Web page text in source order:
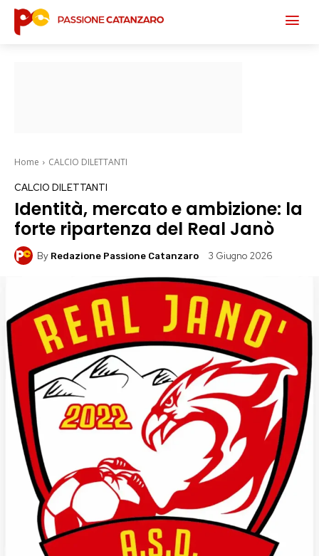
Home CALCIO DILETTANTI
CALCIO DILETTANTI
Identità, mercato e ambizione: la
forte ripartenza del Real Janò
By Redazione Passione Catanzaro 3 Giugno 2026